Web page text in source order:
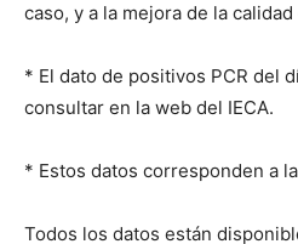
caso, y a la mejora de la
* El dato de positivos PCR del
consultar en la web del IECA.
* Estos datos corresponden a
Todos los datos están